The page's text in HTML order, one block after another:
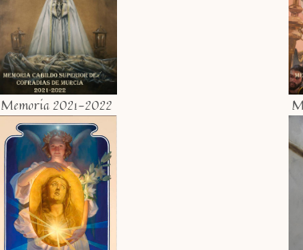
Memoria 2021-2022